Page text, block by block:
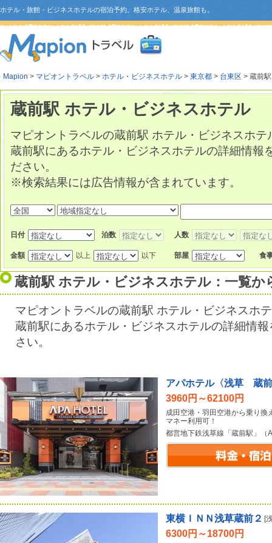
ホテル・旅館・ビジネスホテルの宿泊予約。格安ホテル、温泉旅館も。
Mapion > マピオントラベル > ホテル・ビジネスホテル > 東京都 > 台東区 > 蔵前駅
蔵前駅 ホテル・ビジネスホテル
マピオントラベルの蔵前駅 ホテル・ビジネスホテ
蔵前駅にあるホテル・ビジネスホテルの詳細情報
ださい。
※検索結果には広告情報が含まれています。
日付 泊数 人数
金額 以上 以下 部屋 食
蔵前駅 ホテル・ビジネスホテル：一覧か
マピオントラベルの蔵前駅 ホテル・ビジネスホ
蔵前駅にあるホテル・ビジネスホテルの詳細情
さい。
アパホテル〈浅草 蔵
3960円～62100円
成田空港・羽田空港から乗り換
マネー利用可！
都営地下鉄浅草線「蔵前駅」（
東横ＩＮＮ浅草蔵前２ [
6300円～18700円